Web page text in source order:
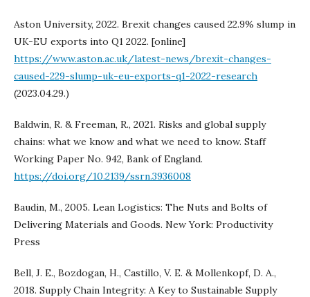
Aston University, 2022. Brexit changes caused 22.9% slump in
UK-EU exports into Q1 2022. [online]
https://www.aston.ac.uk/latest-news/brexit-changes-
caused-229-slump-uk-eu-exports-q1-2022-research
(2023.04.29.)
Baldwin, R. & Freeman, R., 2021. Risks and global supply
chains: what we know and what we need to know. Staff
Working Paper No. 942, Bank of England.
https://doi.org/10.2139/ssrn.3936008
Baudin, M., 2005. Lean Logistics: The Nuts and Bolts of
Delivering Materials and Goods. New York: Productivity
Press
Bell, J. E., Bozdogan, H., Castillo, V. E. & Mollenkopf, D. A.,
2018. Supply Chain Integrity: A Key to Sustainable Supply